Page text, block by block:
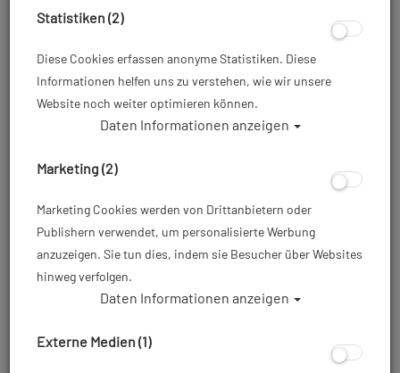
Bungee - Farbe: ORANGE - Gr. R
Statistiken (2)
Diese Cookies erfassen anonyme Statistiken. Diese
Informationen helfen uns zu verstehen, wie wir unsere
Website noch weiter optimieren können.
Daten Informationen anzeigen
Marketing (2)
Marketing Cookies werden von Drittanbietern oder
Publishern verwendet, um personalisierte Werbung
anzuzeigen. Sie tun dies, indem sie Besucher über Websites
hinweg verfolgen.
Daten Informationen anzeigen
Externe Medien (1)